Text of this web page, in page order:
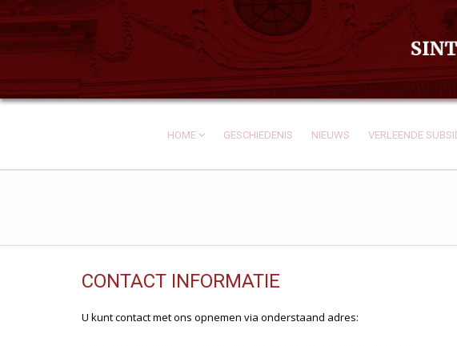
HOME GESCHIEDENIS NIEUWS VERLEENDE
CONTACT INFORMATIE
U kunt contact met ons opnemen via onderstaand adres: